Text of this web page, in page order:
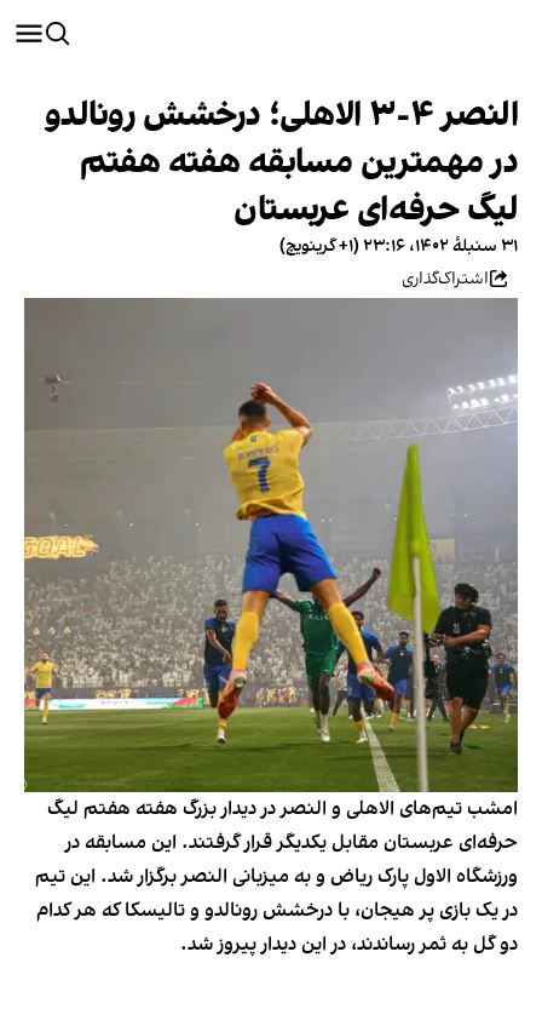
النصر ٤-٣ الاهلی؛ درخشش رونالدو
در مهمترین مسابقه هفته هفتم
لیگ حرفه‌ای عربستان
۳۱ سنبلهٔ ۱۴۰۲، ۲۳:۱۶ (‎+۱ گرینویچ)
اشتراک‌گذاری
امشب تیم‌های الاهلی و النصر در دیدار بزرگ هفته هفتم لیگ
حرفه‌ای عربستان مقابل یکدیگر قرار گرفتند. این مسابقه در
ورزشگاه الاول پارک ریاض و به میزبانی النصر برگزار شد. این تیم
در یک بازی پر هیجان، با درخشش رونالدو و تالیسکا که هر کدام
دو گل به ثمر رساندند، در این دیدار پیروز شد.